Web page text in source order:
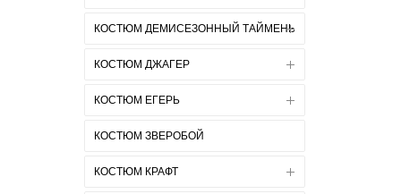
КОСТЮМ ДЕМИСЕЗОННЫЙ ТАЙМЕНЬ
КОСТЮМ ДЖАГЕР
КОСТЮМ ЕГЕРЬ
КОСТЮМ ЗВЕРОБОЙ
КОСТЮМ КРАФТ